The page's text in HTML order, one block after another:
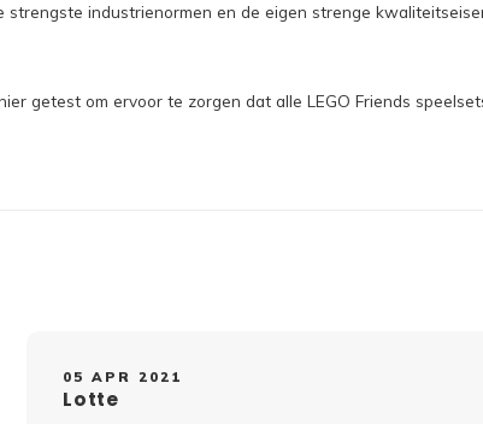
industrienormen en de eigen strenge
getest om ervoor te zorgen dat alle LEGO Friends
05 APR 2021
Lotte